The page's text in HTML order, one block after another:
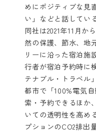
めにポジティブな見
い」などと話している
同社は2021年11月か
然の保護、節水、地
リーに沿った宿泊施
行者が宿泊予約時に
テナブル・トラベル
都市で「100%電気
索・予約できるほか
いての透明性を高め
プションのCO2排出